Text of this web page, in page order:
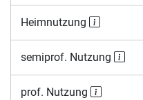
Heimnutzung
semiprof. Nutzung
prof. Nutzung